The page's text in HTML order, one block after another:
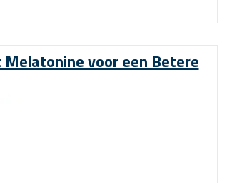
voor een Betere